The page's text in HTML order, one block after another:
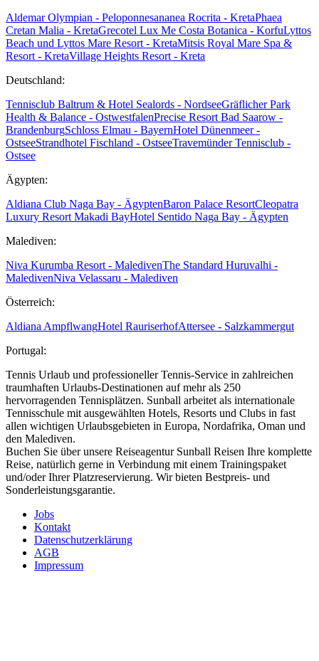
Aldemar Olympian - Peloponnesananea Rocrita - KretaPhaea
Cretan Malia - KretaGrecotel Lux Me Costa Botanica - KorfuLyttos
Beach und Lyttos Mare Resort - KretaMitsis Royal Mare Spa &
Resort - KretaVillage Heights Resort - Kreta
Deutschland:
Tennisclub Baltrum & Hotel Sealords - NordseeGräflicher Park
Health & Balance - OstwestfalenPrecise Resort Bad Saarow -
BrandenburgSchloss Elmau - BayernHotel Dünenmeer -
OstseeStrandhotel Fischland - OstseeTravemünder Tennisclub -
Ostsee
Ägypten:
Aldiana Club Naga Bay - ÄgyptenBaron Palace ResortCleopatra
Luxury Resort Makadi BayHotel Sentido Naga Bay - Ägypten
Malediven:
Niva Kurumba Resort - MaledivenThe Standard Huruvalhi -
MaledivenNiva Velassaru - Malediven
Österreich:
Aldiana AmpflwangHotel RauriserhofAttersee - Salzkammergut
Portugal:
Tennis Urlaub und professioneller Tennis-Service in zahlreichen
traumhaften Urlaubs-Destinationen auf mehr als 250
hervorragenden Tennisplätzen. Sunball arbeitet als internationale
Tennisschule mit ausgewählten Hotels, Resorts und Clubs in fast
allen wichtigen Urlaubsgebieten in Europa, Nordafrika, Oman und
den Malediven.
Buchen Sie über unsere Reiseagentur Sunball Reisen Ihre komplette
Reise, natürlich gerne in Verbindung mit einem Trainingspaket
und/oder Ihrer Platzreservierung. Wir bieten Bestpreis- und
Sonderleistungsgarantie.
Jobs
Kontakt
Datenschutzerklärung
AGB
Impressum